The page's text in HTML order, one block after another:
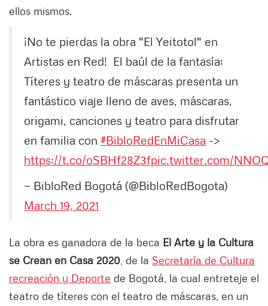
ellos mismos.
¡No te pierdas la obra "El Yeitotol" en
Artistas en Red! El baúl de la fantasía:
Títeres y teatro de máscaras presenta un
fantástico viaje lleno de aves, máscaras,
origami, canciones y teatro para disfrutar
en familia con #BibloRedEnMiCasa ->
https://t.co/oSBHf28Z3fpic.twitter.com/
— BibloRed Bogotá (@BibloRedBogota)
March 19, 2021
La obra es ganadora de la beca El Arte y la Cultura
se Crean en Casa 2020 , de la Secretaría de Cultura
recreación y Deporte de Bogotá, la cual entreteje el
teatro de títeres con el teatro de máscaras, en un